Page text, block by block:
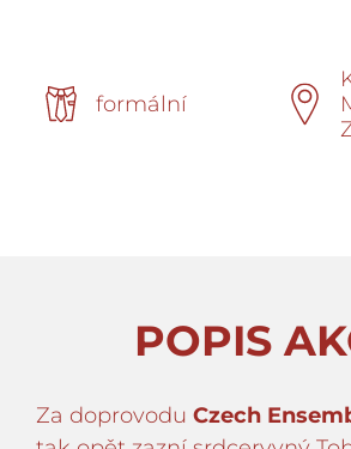
formální
POPIS
Za doprovodu Czech